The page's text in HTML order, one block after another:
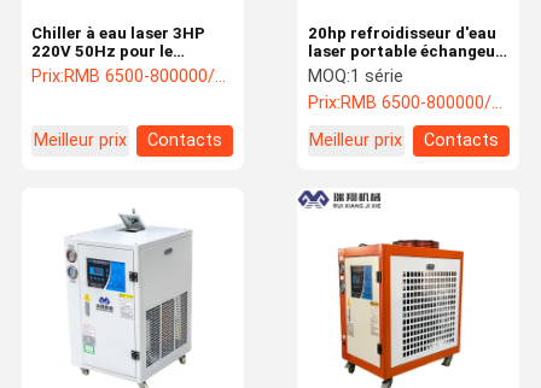
Chiller à eau laser 3HP
220V 50Hz pour le
traitement au laser
ISO9001
Prix:RMB 6500-800000/PC
Meilleur prix Contacts
20hp refroidisseur d'eau
laser portable échangeur
de chaleur à plaque
modulaire condensateur
MOQ:1 série
Prix:RMB 6500-800000/PC
Meilleur prix
Contacts